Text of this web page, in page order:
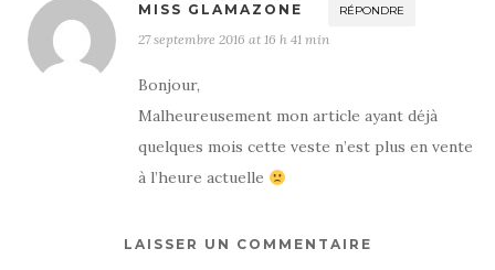
MISS GLAMAZONE RÉPONDRE
27 septembre 2016 at 16 h 41 min
Bonjour,
Malheureusement mon article ayant déjà
quelques mois cette veste n’est plus en vente
à l’heure actuelle
LAISSER UN COMMENTAIRE